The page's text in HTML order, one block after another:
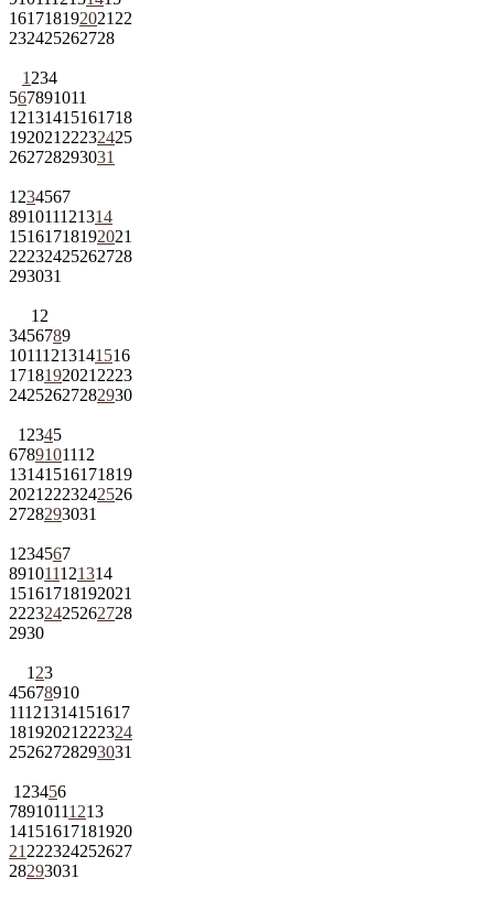
161718192021 22
232425262728
1 234
567891011
12131415161718
192021 22232425
262728293031
1 234567
891011121314
15161718192021
22232425262728
293031
1 2
3456789
10111213141516
1718192021 2223
24252627282930
1 2345
6789101112
13141516171819
2021 2223242526
2728293031
1 234567
891011121314
15161718192021
22232425262728
2930
1 23
45678910
11121314151617
18192021 222324
25262728293031
1 23456
78910111213
14151617181920
21 222324252627
28293031